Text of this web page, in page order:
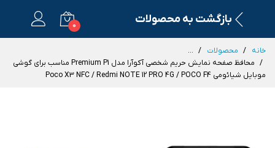
بازگشت به محصولات 0
خانه محصولات
...
محافظ صفحه نمایش حریم شخصی آکوآرا مدل Premium P1 مناسب برای گوشی
موبایل شیائومی Poco X3 NFC / Redmi NOTE 12 PRO 4G / POCO F4